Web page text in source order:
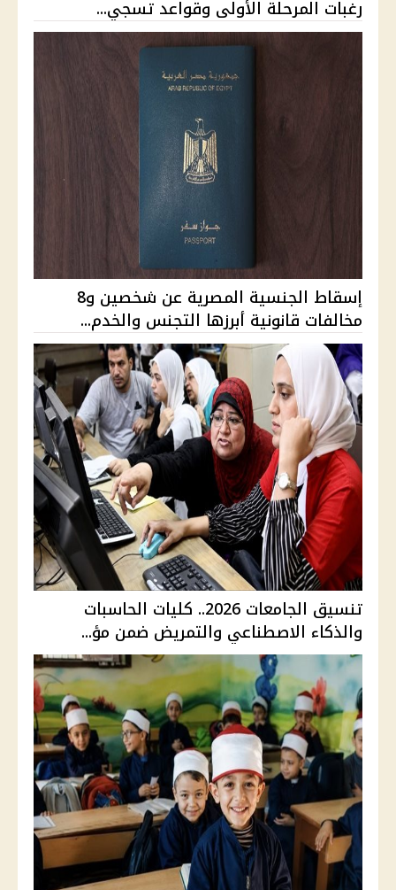
رغبات المرحلة الأولى وقواعد تسجي...
إسقاط الجنسية المصرية عن شخصين و8
مخالفات قانونية أبرزها التجنس والخدم...
تنسيق الجامعات 2026.. كليات الحاسبات
والذكاء الاصطناعي والتمريض ضمن مؤ...